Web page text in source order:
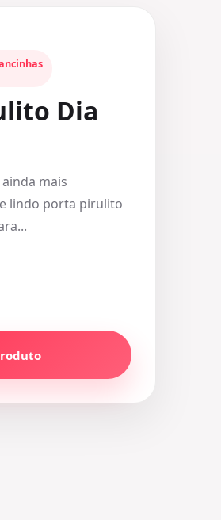
Dia
mais
lindo porta pirulito